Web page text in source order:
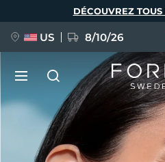
DÉCOUVREZ
US 8/10/26
NOUVEAU
BREAKING NEWS
Langue